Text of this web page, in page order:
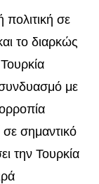
πολιτική σε
το διαρκώς
συνδυασμό με
σημαντικό
την Τουρκία